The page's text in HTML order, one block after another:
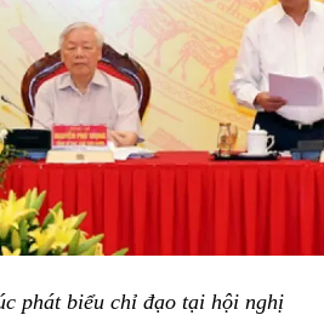
phát biểu chỉ đạo tại hội nghị